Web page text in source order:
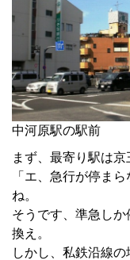
中河原駅の駅前
まず、最寄り駅は京
「エ、急行が停ま
ね。
そうです、準急し
換え。
しかし、私鉄沿線の